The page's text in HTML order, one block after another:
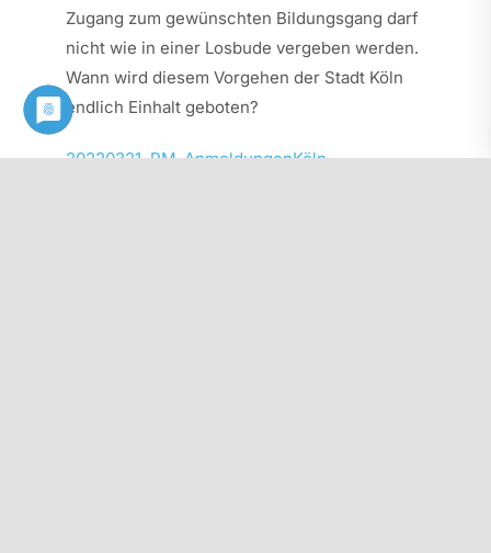
Zugang zum gewünschten Bildungsgang darf
nicht wie in einer Losbude vergeben werden.
Wann wird diesem Vorgehen der Stadt Köln
endlich Einhalt geboten?
20220321_PM_AnmeldungenKöln